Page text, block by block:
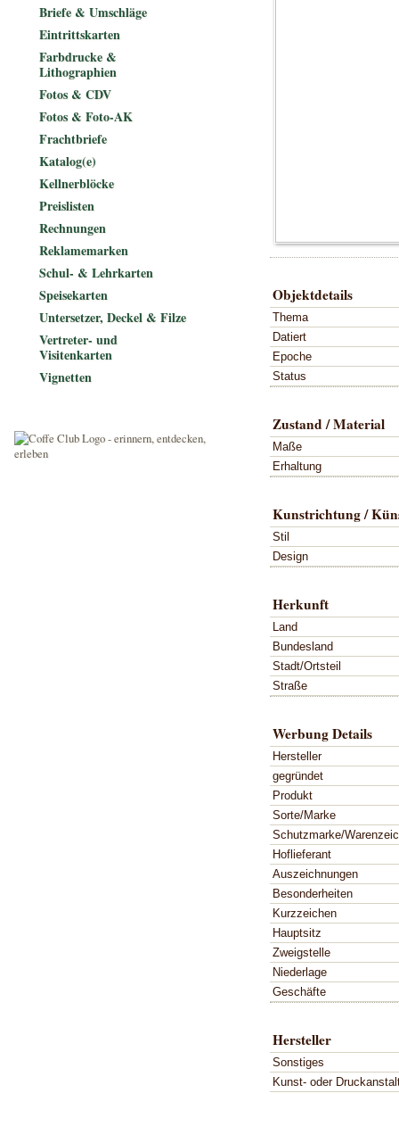
Objektdetails
Thema
Datiert
Epoche
Status
Zustand / Material
Maße
Erhaltung
Kunstrichtung /
Stil
Design
Herkunft
Land
Bundesland
Stadt/Ortsteil
Straße
Werbung Details
Hersteller
gegründet
Produkt
Sorte/Marke
Schutzmarke/
Hoflieferant
Auszeichnungen
Besonderheiten
Kurzzeichen
Hauptsitz
Zweigstelle
Niederlage
Geschäfte
Hersteller
Sonstiges
Kunst- oder
Briefe & Umschläge
Eintrittskarten
Farbdrucke &
Lithographien
Fotos & CDV
Fotos & Foto-AK
Frachtbriefe
Katalog(e)
Kellnerblöcke
Preislisten
Rechnungen
Reklamemarken
Schul- & Lehrkarten
Speisekarten
Untersetzer, Deckel & Filze
Vertreter- und
Visitenkarten
Vignetten